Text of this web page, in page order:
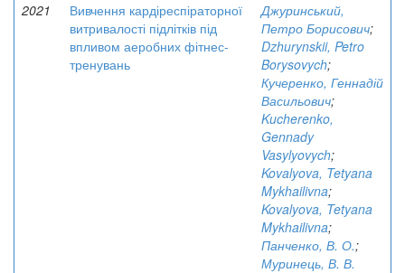
2021
Вивчення кардіреспіраторної
витривалості підлітків під
впливом аеробних фітнес-
тренувань
Джуринський,
Петро Борисович;
Dzhurynskii, Petro
Borysovych;
Кучеренко, Геннадій
Васильович;
Kucherenko,
Gennady
Vasylyovych;
Kovalyova, Tetyana
Mykhailivna;
Kovalyova, Tetyana
Mykhailivna;
Панченко, В. О.;
Муринець, В. В.